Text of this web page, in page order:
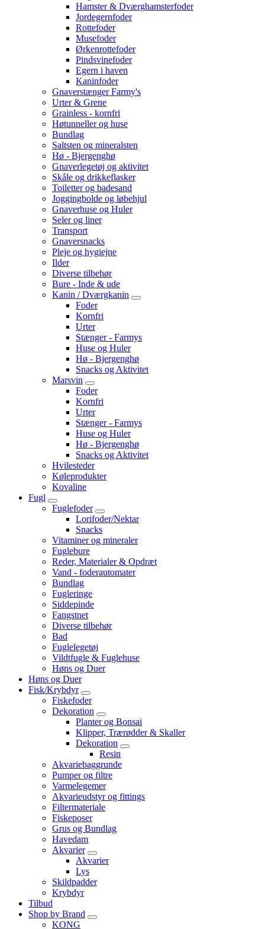
Hamster & Dværghamsterfoder
Jordegernfoder
Rottefoder
Musefoder
Ørkenrottefoder
Pindsvinefoder
Egern i haven
Kaninfoder
Gnaverstænger Farmy's
Urter & Grene
Grainless - kornfri
Høtunneller og huse
Bundlag
Saltsten og mineralsten
Hø - Bjergenghø
Gnaverlegetøj og aktivitet
Skåle og drikkeflasker
Toiletter og badesand
Joggingbolde og løbehjul
Gnaverhuse og Huler
Seler og liner
Transport
Gnaversnacks
Pleje og hygiejne
Ilder
Diverse tilbehør
Bure - Inde & ude
Kanin / Dværgkanin
Foder
Kornfri
Urter
Stænger - Farmys
Huse og Huler
Hø - Bjergenghø
Snacks og Aktivitet
Marsvin
Foder
Kornfri
Urter
Stænger - Farmys
Huse og Huler
Hø - Bjergenghø
Snacks og Aktivitet
Hvilesteder
Køleprodukter
Kovaline
Fugl
Fuglefoder
Lorifoder/Nektar
Snacks
Vitaminer og mineraler
Fuglebure
Reder, Materialer & Opdræt
Vand - foderautomater
Bundlag
Fugleringe
Siddepinde
Fangstnet
Diverse tilbehør
Bad
Fuglelegetøj
Vildtfugle & Fuglehuse
Høns og Duer
Høns og Duer
Fisk/Krybdyr
Fiskefoder
Dekoration
Planter og Bonsai
Klipper, Trærødder & Skaller
Dekoration
Resin
Akvariebaggrunde
Pumper og filtre
Varmelegemer
Akvarieudstyr og fittings
Filtermateriale
Fiskeposer
Grus og Bundlag
Havedam
Akvarier
Akvarier
Lys
Skildpadder
Krybdyr
Tilbud
Shop by Brand
KONG